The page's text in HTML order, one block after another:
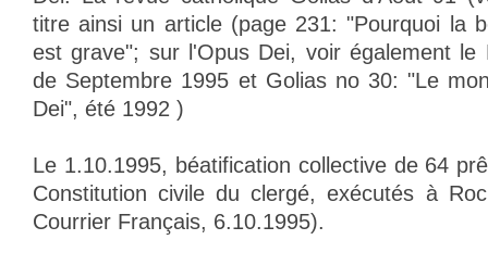
titre ainsi un article (page 231: "Pourquoi la
est grave"; sur l'Opus Dei, voir également le
de Septembre 1995 et Golias no 30: "Le
Dei", été 1992 )
Le 1.10.1995, béatification collective de 64
Constitution civile du clergé, exécutés à
Courrier Français, 6.10.1995).